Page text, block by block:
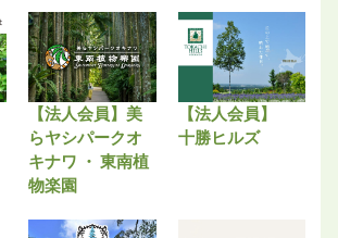
【法人会員】美
らヤシパークオ
キナワ ・ 東南植
物楽園
【法人会員】
十勝ヒルズ